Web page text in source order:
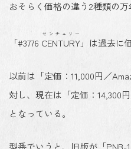
おそらく価格の違う2種類の万
「#3776 CENTURY
センチュリー
」は過去に
以前は「定価：11,000円／
対し、現在は「定価：14,300
となっている。
型番でいうと、 旧版が「PNB-